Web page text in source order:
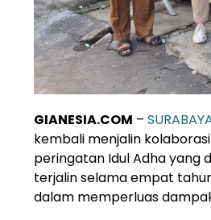
GIANESIA.COM –
kembali menjalin
peringatan Idul Adha yang
terjalin selama empat
dalam memperluas